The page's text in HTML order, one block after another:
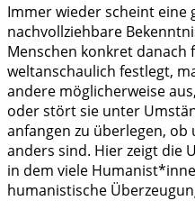
Immer wieder scheint eine
nachvollziehbare
Menschen konkret danach
weltanschaulich festlegt,
andere möglicherweise
oder stört sie unter
anfangen zu überlegen,
anders sind. Hier zeigt die
in dem viele
humanistische